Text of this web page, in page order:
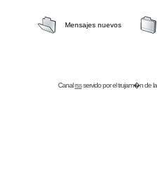
Mensajes nuevos
Canalrssservido por eltrujam�nde